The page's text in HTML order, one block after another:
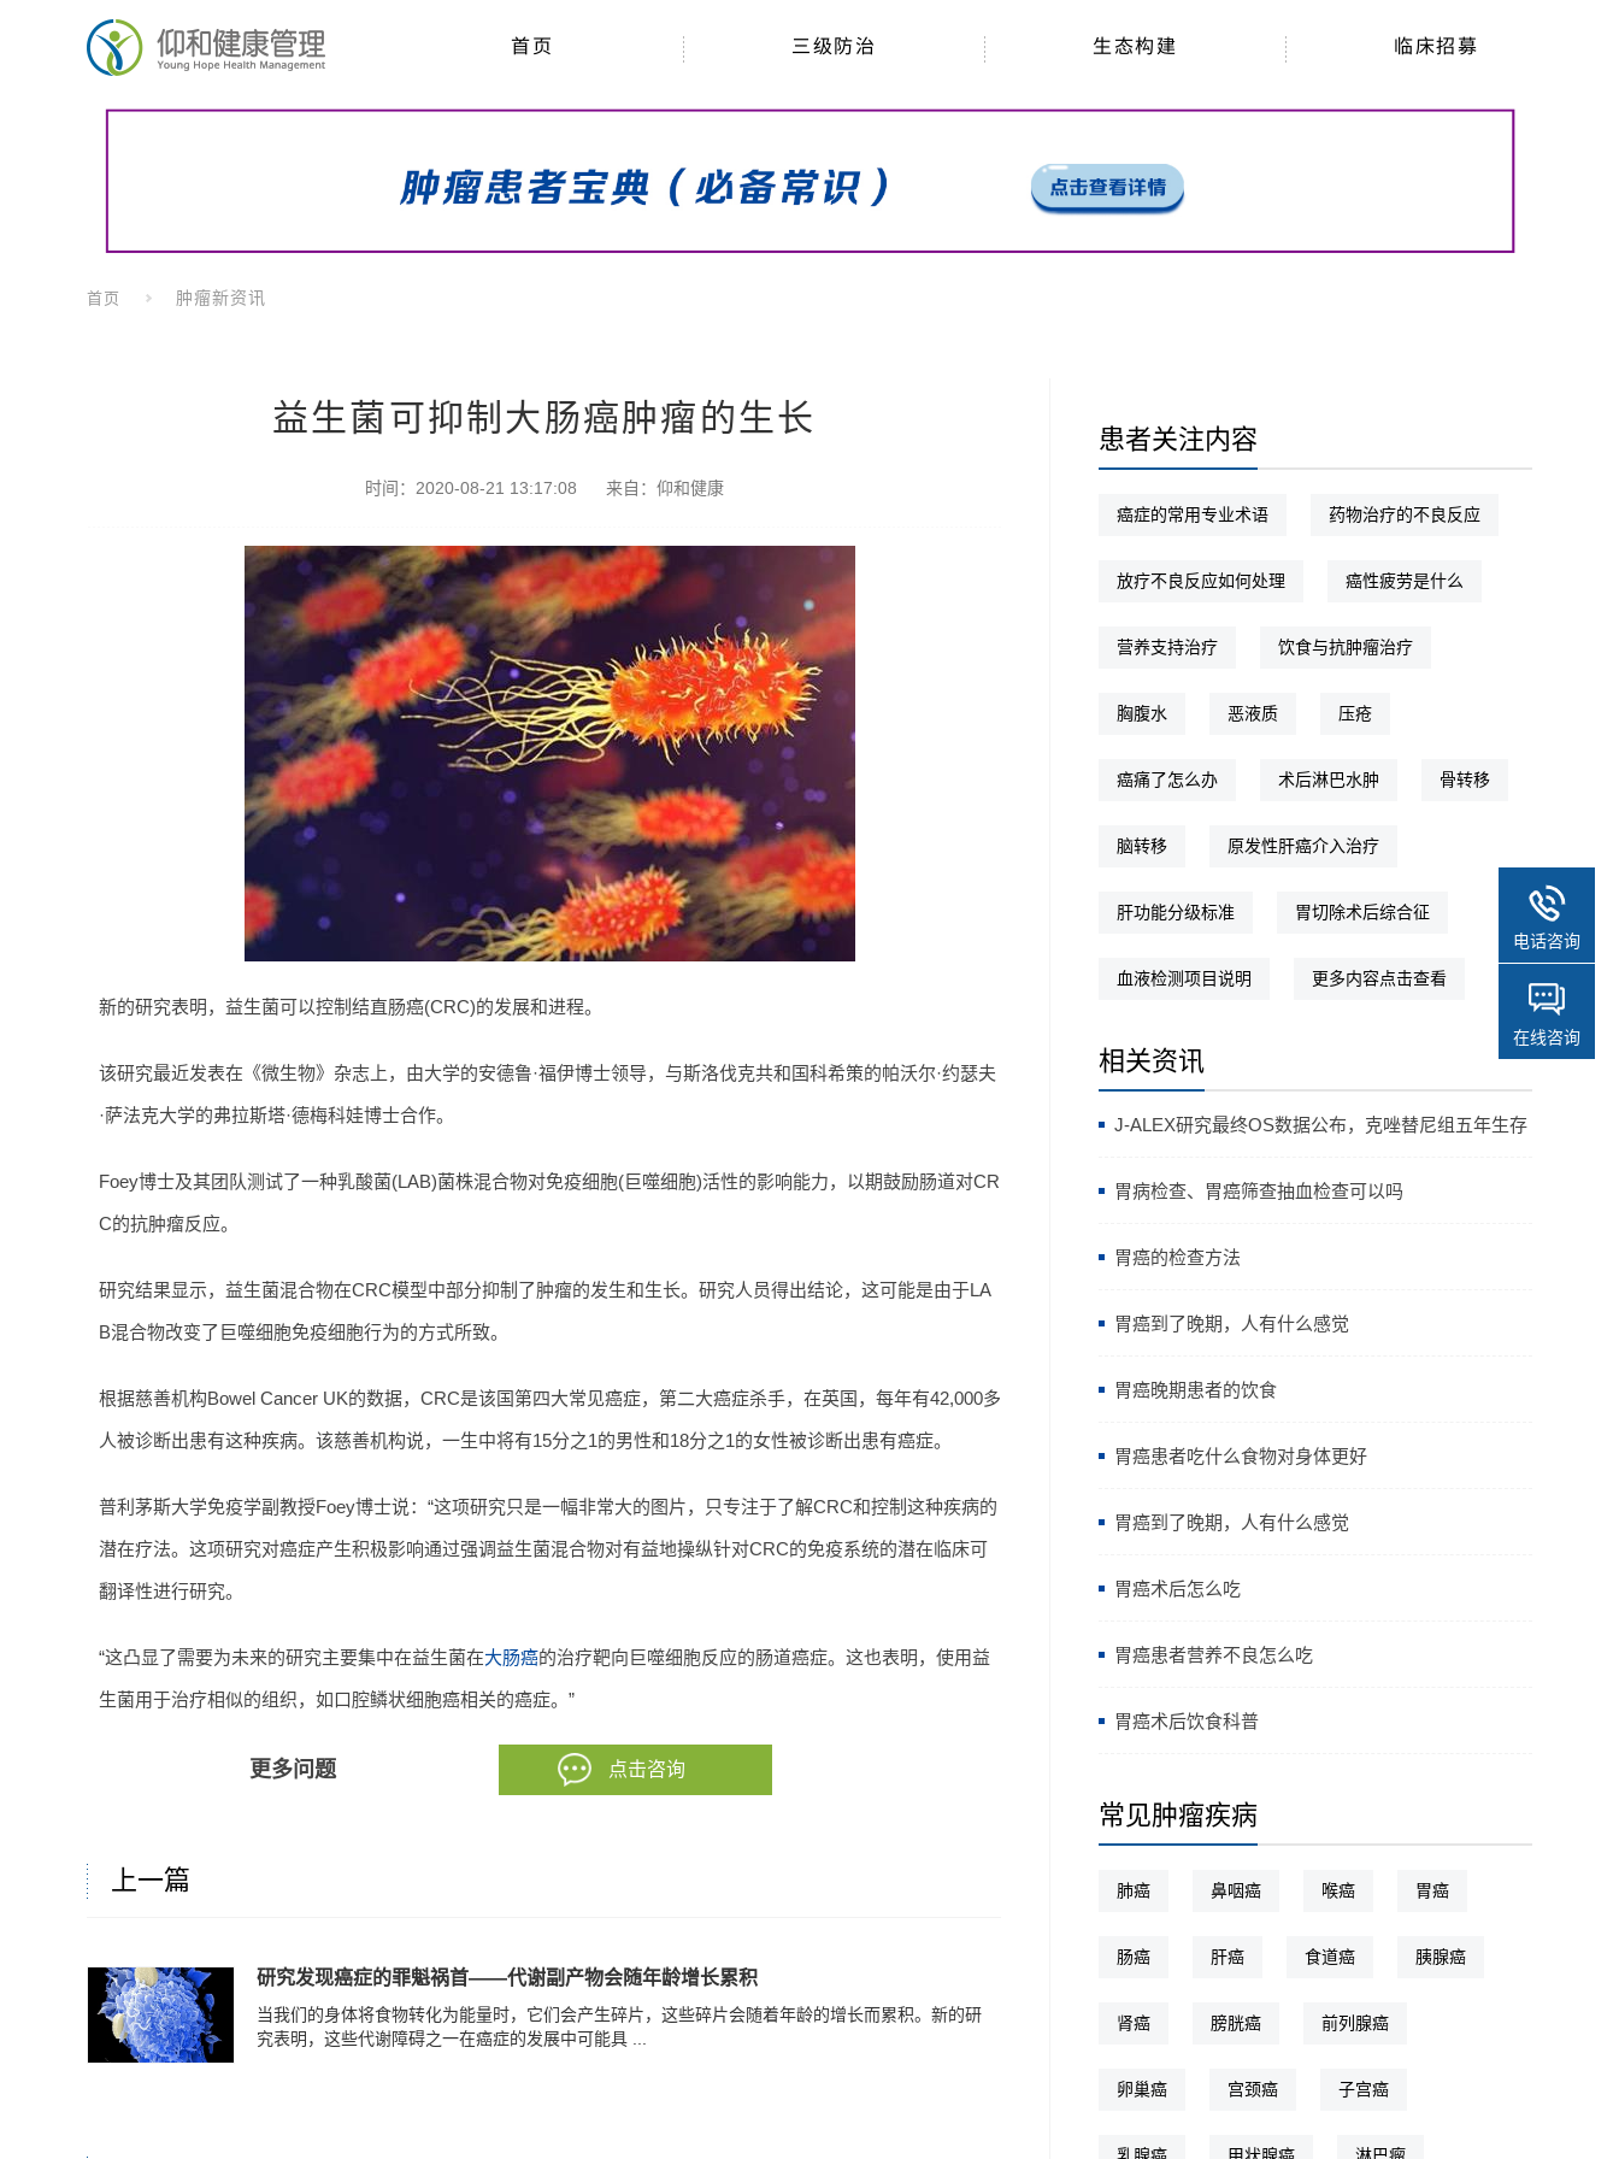
首页 三级防治 生态构建 临床招募
首页 肿瘤新资讯
益生菌可抑制大肠癌肿瘤的生长
时间：2020-08-21 13:17:08 来自： 仰和健康
新的研究表明，益生菌可以控制结直肠癌(CRC)的发展和进程。
该研究最近发表在《微生物》杂志上，由大学的安德鲁·福伊博士领导，与斯洛伐克共和国科希策的帕沃尔·约瑟夫
·萨法克大学的弗拉斯塔·德梅科娃博士合作。
Foey博士及其团队测试了一种乳酸菌(LAB)菌株混合物对免疫细胞(巨噬细胞)活性的影响能力，以期鼓励肠道对CR
C的抗肿瘤反应。
研究结果显示，益生菌混合物在CRC模型中部分抑制了肿瘤的发生和生长。研究人员得出结论，这可能是由于LA
B混合物改变了巨噬细胞免疫细胞行为的方式所致。
根据慈善机构Bowel Cancer UK的数据，CRC是该国第四大常见癌症，第二大癌症杀手，在英国，每年有42,000多
人被诊断出患有这种疾病。该慈善机构说，一生中将有15分之1的男性和18分之1的女性被诊断出患有癌症。
普利茅斯大学免疫学副教授Foey博士说：“这项研究只是一幅非常大的图片，只专注于了解CRC和控制这种疾病的
潜在疗法。这项研究对癌症产生积极影响通过强调益生菌混合物对有益地操纵针对CRC的免疫系统的潜在临床可
翻译性进行研究。
“这凸显了需要为未来的研究主要集中在益生菌在大肠癌的治疗靶向巨噬细胞反应的肠道癌症。这也表明，使用益
生菌用于治疗相似的组织，如口腔鳞状细胞癌相关的癌症。”
更多问题 点击咨询
上一篇
研究发现癌症的罪魁祸首——代谢副产物会随年龄增长累积
当我们的身体将食物转化为能量时，它们会产生碎片，这些碎片会随着年龄的增长而累积。新的研
究表明，这些代谢障碍之一在癌症的发展中可能具 ...
患者关注内容
癌症的常用专业术语 药物治疗的不良反应
放疗不良反应如何处理 癌性疲劳是什么
营养支持治疗 饮食与抗肿瘤治疗
胸腹水 恶液质 压疮
癌痛了怎么办 术后淋巴水肿 骨转移
脑转移 原发性肝癌介入治疗
肝功能分级标准 胃切除术后综合征
血液检测项目说明 更多内容点击查看
相关资讯
J-ALEX研究最终OS数据公布，克唑替尼组五年生存
率高达64.11%
胃病检查、胃癌筛查抽血检查可以吗
胃癌的检查方法
胃癌到了晚期，人有什么感觉
胃癌晚期患者的饮食
胃癌患者吃什么食物对身体更好
胃癌到了晚期，人有什么感觉
胃癌术后怎么吃
胃癌患者营养不良怎么吃
胃癌术后饮食科普
常见肿瘤疾病
肺癌 鼻咽癌 喉癌 胃癌
肠癌 肝癌 食道癌 胰腺癌
肾癌 膀胱癌 前列腺癌
卵巢癌 宫颈癌 子宫癌
电话咨询
在线咨询